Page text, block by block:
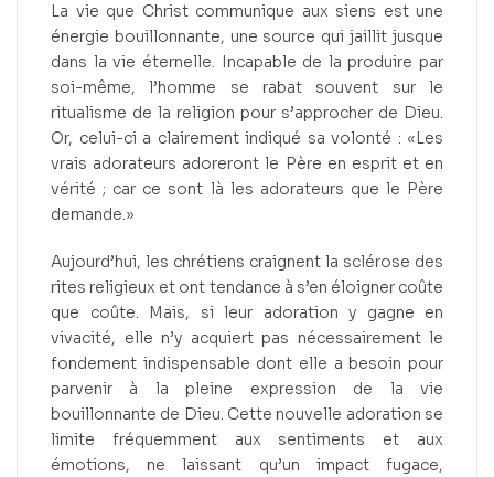
La vie que Christ communique aux siens est une
énergie bouillonnante, une source qui jaillit jusque
dans la vie éternelle. Incapable de la produire par
soi-même, l’homme se rabat souvent sur le
ritualisme de la religion pour s’approcher de Dieu.
Or, celui-ci a clairement indiqué sa volonté : «Les
vrais adorateurs adoreront le Père en esprit et en
vérité ; car ce sont là les adorateurs que le Père
demande.»
Aujourd’hui, les chrétiens craignent la sclérose des
rites religieux et ont tendance à s’en éloigner coûte
que coûte. Mais, si leur adoration y gagne en
vivacité, elle n’y acquiert pas nécessairement le
fondement indispensable dont elle a besoin pour
parvenir à la pleine expression de la vie
bouillonnante de Dieu. Cette nouvelle adoration se
limite fréquemment aux sentiments et aux
émotions, ne laissant qu’un impact fugace,